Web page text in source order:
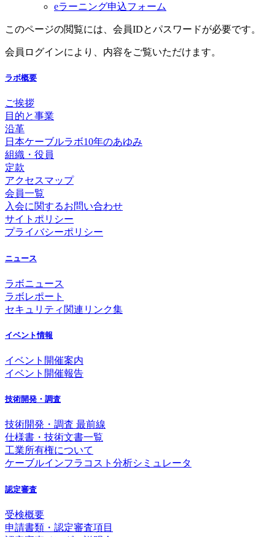
eラーニング申込フォーム
このページの閲覧には、会員IDとパスワードが必要です。
会員ログインにより、内容をご覧いただけます。
ラボ概要
ご挨拶
目的と事業
沿革
日本ケーブルラボ10年のあゆみ
組織・役員
定款
アクセスマップ
会員一覧
入会に関するお問い合わせ
サイトポリシー
プライバシーポリシー
ニュース
ラボニュース
ラボレポート
セキュリティ関連リンク集
イベント情報
イベント開催案内
イベント開催報告
技術開発・調査
技術開発・調査 最前線
仕様書・技術文書一覧
工業所有権について
ケーブルインフラコスト分析シミュレータ
認定審査
受検概要
申請書類・認定審査項目